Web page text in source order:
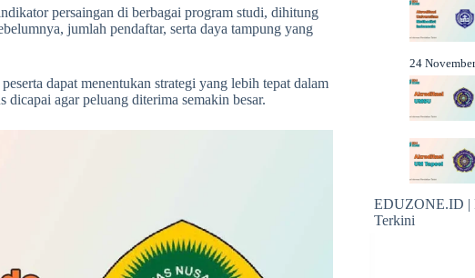
persaingan di berbagai program studi, dihitung
jumlah pendaftar, serta daya tampung yang
dapat menentukan strategi yang lebih tepat dalam
agar peluang diterima semakin besar.
24
EDUZONE.ID |
Terkini